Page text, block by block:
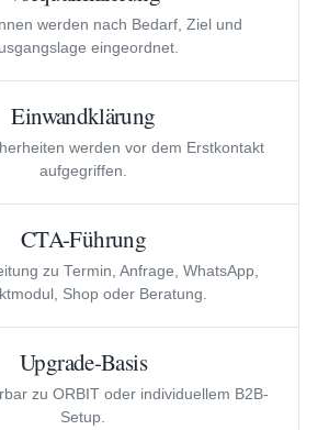
werden nach Bedarf, Ziel und
eingeordnet.
Einwandklärung
werden vor dem Erstkontakt
aufgegriffen.
CTA-Führung
zu Termin, Anfrage, WhatsApp,
Shop oder Beratung.
Upgrade-Basis
zu ORBIT oder individuellem B2B-
Setup.